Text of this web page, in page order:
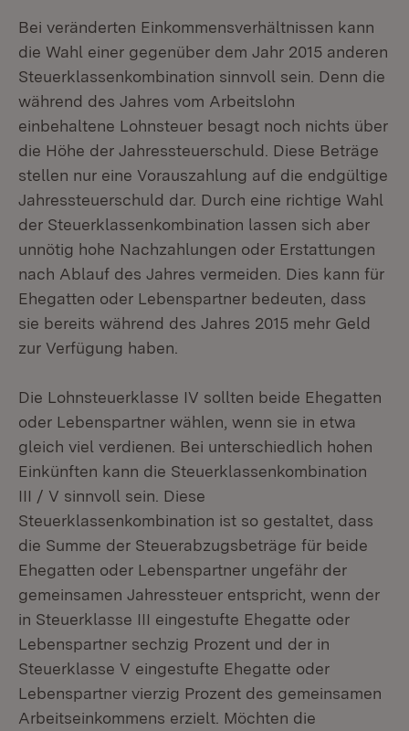
Bei veränderten Einkommensverhältnissen kann
die Wahl einer gegenüber dem Jahr 2015 anderen
Steuerklassenkombination sinnvoll sein. Denn die
während des Jahres vom Arbeitslohn
einbehaltene Lohnsteuer besagt noch nichts über
die Höhe der Jahressteuerschuld. Diese Beträge
stellen nur eine Vorauszahlung auf die endgültige
Jahressteuerschuld dar. Durch eine richtige Wahl
der Steuerklassenkombination lassen sich aber
unnötig hohe Nachzahlungen oder Erstattungen
nach Ablauf des Jahres vermeiden. Dies kann für
Ehegatten oder Lebenspartner bedeuten, dass
sie bereits während des Jahres 2015 mehr Geld
zur Verfügung haben.
Die Lohnsteuerklasse IV sollten beide Ehegatten
oder Lebenspartner wählen, wenn sie in etwa
gleich viel verdienen. Bei unterschiedlich hohen
Einkünften kann die Steuerklassenkombination
III / V sinnvoll sein. Diese
Steuerklassenkombination ist so gestaltet, dass
die Summe der Steuerabzugsbeträge für beide
Ehegatten oder Lebenspartner ungefähr der
gemeinsamen Jahressteuer entspricht, wenn der
in Steuerklasse III eingestufte Ehegatte oder
Lebenspartner sechzig Prozent und der in
Steuerklasse V eingestufte Ehegatte oder
Lebenspartner vierzig Prozent des gemeinsamen
Arbeitseinkommens erzielt. Möchten die